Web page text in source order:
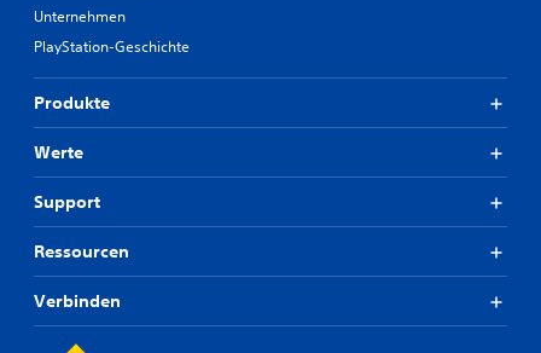
Unternehmen
PlayStation-Geschichte
Produkte
Werte
Support
Ressourcen
Verbinden